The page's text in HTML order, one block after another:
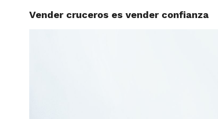
Vender cruceros es vender confianza